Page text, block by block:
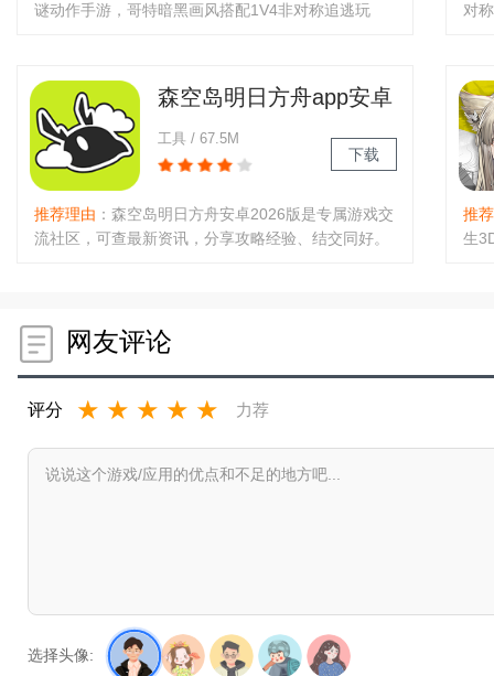
谜动作手游，哥特暗黑画风搭配1V4非对称追逃玩
能博弈，感受心跳刺激与策略乐趣..
对
森空岛明日方舟app安卓
最新版2026
工具 / 67.5M
下载
推荐理由 ：森空岛明日方舟安卓2026版是专属游戏交
流社区，可查最新资讯，分享攻略经验、结交同好。
推
生
网友评论
评分 ★ ★ ★ ★ ★ 力荐
选择头像: